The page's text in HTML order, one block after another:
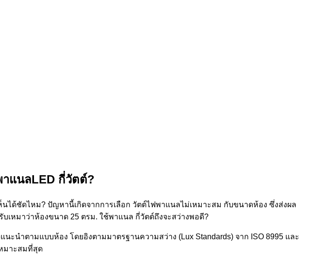
าแนลLED กี่วัตต์?
ได้ชัดไหม? ปัญหานี้เกิดจากการเลือก วัตต์ไฟพาแนลไม่เหมาะสม กับขนาดห้อง ซึ่งส่งผล
บเหมาว่าห้องขนาด 25 ตรม. ใช้พาแนล กี่วัตต์ถึงจะสว่างพอดี?
นำตามแบบห้อง โดยอิงตามมาตรฐานความสว่าง (Lux Standards) จาก ISO 8995 และ
มาะสมที่สุด